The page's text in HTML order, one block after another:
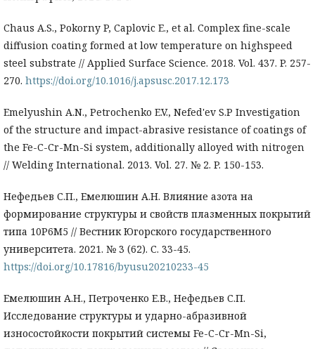
Chaus A.S., Pokorny P, Caplovic E., et al. Complex fine-scale
diffusion coating formed at low temperature on highspeed
steel substrate // Applied Surface Science. 2018. Vol. 437. P. 257-
270. https://doi.org/10.1016/j.apsusc.2017.12.173
Emelyushin A.N., Petrochenko E.V., Nefed'ev S.P Investigation
of the structure and impact-abrasive resistance of coatings of
the Fe-C-Cr-Mn-Si system, additionally alloyed with nitrogen
// Welding International. 2013. Vol. 27. № 2. P. 150-153.
Нефедьев С.П., Емелюшин А.Н. Влияние азота на
формирование структуры и свойств плазменных покрытий
типа 10Р6М5 // Вестник Югорского государственного
университета. 2021. № 3 (62). С. 33-45.
https://doi.org/10.17816/byusu20210233-45
Емелюшин А.Н., Петроченко Е.В., Нефедьев С.П.
Исследование структуры и ударно-абразивной
износостойкости покрытий системы Fe-C-Cr-Mn-Si,